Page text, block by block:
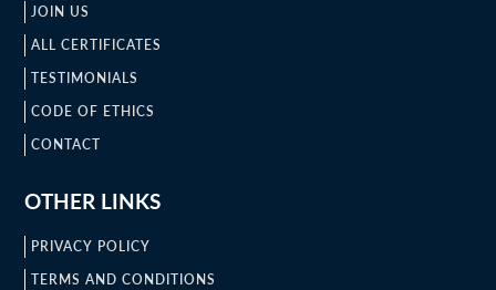
JOIN US
ALL CERTIFICATES
TESTIMONIALS
CODE OF ETHICS
CONTACT
OTHER LINKS
PRIVACY POLICY
TERMS AND CONDITIONS